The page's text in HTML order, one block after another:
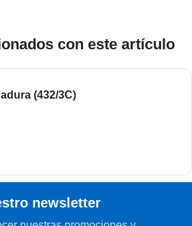
con este artículo
(432/3C)
newsletter